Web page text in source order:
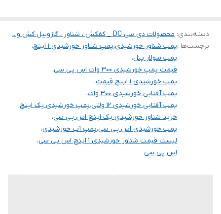
دسته‌بندی: محصولات دی سی DC _ کفکش ، شناور ، گازوییل کش و...
برچسب‌ها :پمپ شناور خورشیدی،پمپ شناور خورشیدی ۱ اینچ
،
پمپ سولار پنل،
قیمت پمپ خورشیدی ۳۰۰ وات اس پی سی
،
پمپ خورشیدی ۱ اینچ قیمت
،
پمپ آفتابی خورشیدی ۳۰۰ وات
،
پمپ آفتابی خورشیدی ۱۲ ولتی
،پمپ خورشیدی یک اینچ،
خرید شناور خورشیدی یک اینچ اس پی سی،
پمپ خورشیدی اس پی سی،پمپ آب خورشیدی،
لیست قیمت شناور خورشیدی 1 اینچ اس پی سی
،
اس پی سی